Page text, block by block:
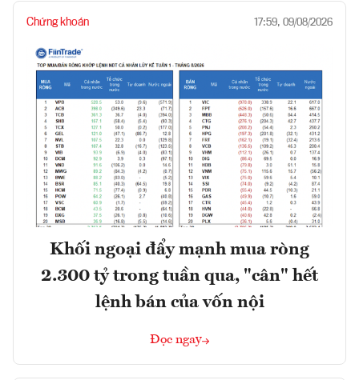
Chứng khoán 17:59, 09/08/2026
Khối ngoại đẩy mạnh mua ròng
2.300 tỷ trong tuần qua, "cân" hết
lệnh bán của vốn nội
Đọc ngay